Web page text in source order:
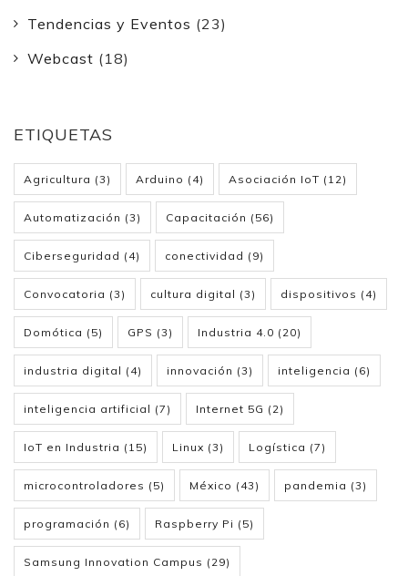
Tendencias y Eventos (23)
Webcast (18)
ETIQUETAS
Agricultura (3) Arduino (4) Asociación IoT (12)
Automatización (3) Capacitación (56)
Ciberseguridad (4) conectividad (9)
Convocatoria (3) cultura digital (3) dispositivos (4)
Domótica (5) GPS (3) Industria 4.0 (20)
industria digital (4) innovación (3) inteligencia (6)
inteligencia artificial (7) Internet 5G (2)
IoT en Industria (15) Linux (3) Logística (7)
microcontroladores (5) México (43) pandemia (3)
programación (6) Raspberry Pi (5)
Samsung Innovation Campus (29)